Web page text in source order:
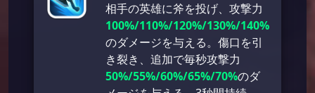
相手の英雄に斧を投げ、攻撃力
100%/110%/120%/130%/140%
のダメージを与える。傷口を引
き裂き、追加で毎秒攻撃力
50%/55%/60%/65%/70%のダ